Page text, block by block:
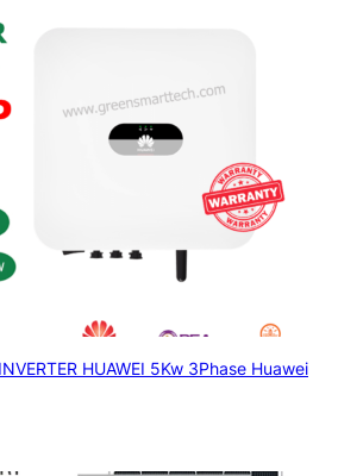
HUAWEI 5Kw 3Phase Huawei